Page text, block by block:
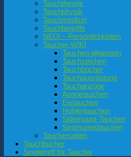
Tauchtheorie
Tauchphysik
Tauchmedizin
Tauchbegriffe
NEU! – Persönlichkeiten
Taucher-WIKI
Tauchen allgemein
Tauchzeichen
Tauchbücher
Tauchausrüstung
Tauchanzüge
Apnoetauchen
Eistauchen
Höhlentauchen
Sidemount-Tauchen
Strömungstauchen
Taucherseiten
Tauchbücher
Singletreff für Taucher